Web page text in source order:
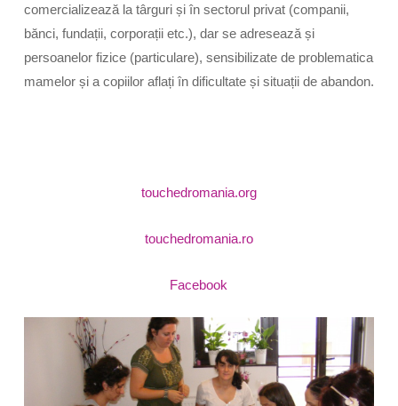
comercializează la târguri și în sectorul privat (companii,
bănci, fundații, corporații etc.), dar se adresează și
persoanelor fizice (particulare), sensibilizate de problematica
mamelor și a copiilor aflați în dificultate și situații de abandon.
touchedromania.org
touchedromania.ro
Facebook